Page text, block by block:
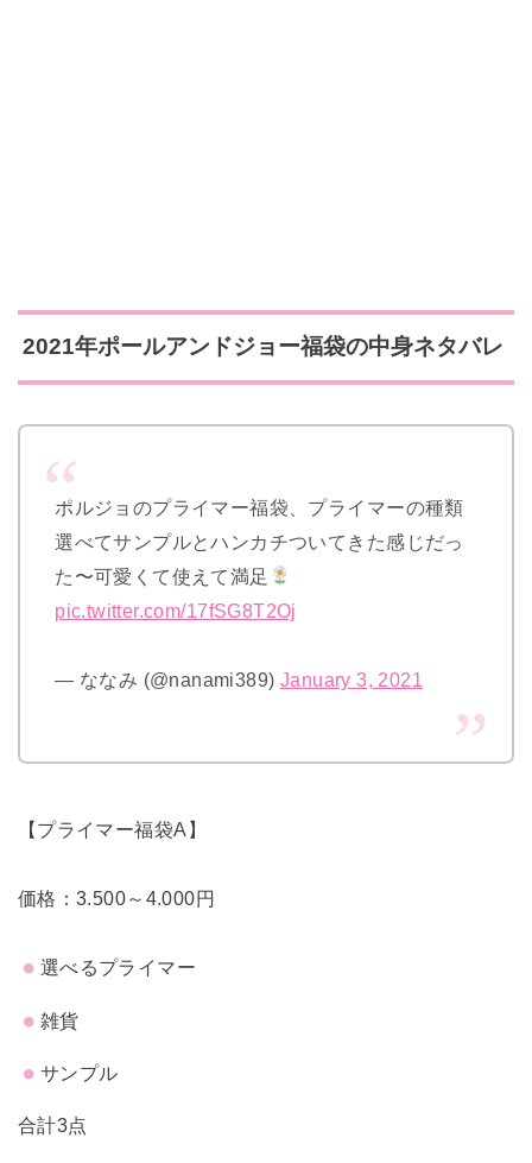
2021年ポールアンドジョー福袋の中身ネタバレ
ポルジョのプライマー福袋、プライマーの種類
選べてサンプルとハンカチついてきた感じだっ
た〜可愛くて使えて満足
pic.twitter.com/17fSG8T2Oj
— ななみ (@nanami389) January 3, 2021
【プライマー福袋A】
価格：3.500～4.000円
選べるプライマー
雑貨
サンプル
合計3点